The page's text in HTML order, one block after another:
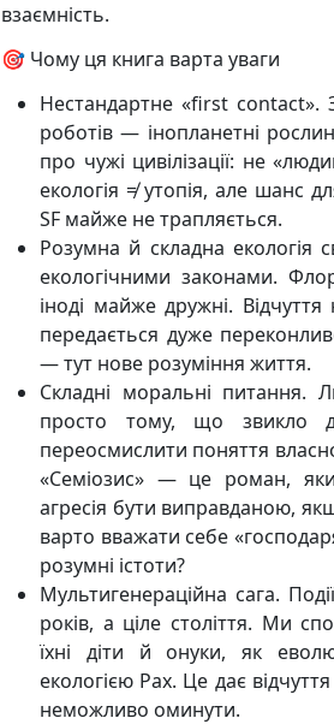
взаємність.
🎯 Чому ця книга варта уваги
Нестандартне «first contact».
роботів — інопланетні
про чужі цивілізації: не
екологія ≠ утопія, але шанс
SF майже не трапляється.
Розумна й складна екологія
екологічними законами.
іноді майже дружні.
передається дуже
— тут нове розуміння життя.
Складні моральні питання.
просто тому, що звикло
переосмислити поняття
«Семіозис» — це роман,
агресія бути виправданою,
варто вважати себе
розумні істоти?
Мультигенераційна сага.
років, а ціле століття. Ми
їхні діти й онуки, як
екологією Pax. Це дає
неможливо оминути.